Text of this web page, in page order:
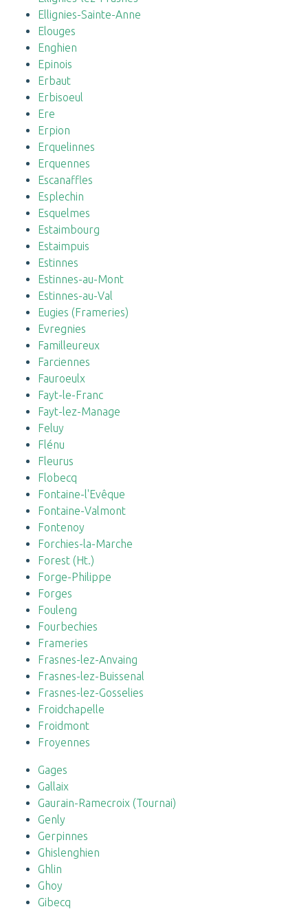
Ellignies-Sainte-Anne
Elouges
Enghien
Epinois
Erbaut
Erbisoeul
Ere
Erpion
Erquelinnes
Erquennes
Escanaffles
Esplechin
Esquelmes
Estaimbourg
Estaimpuis
Estinnes
Estinnes-au-Mont
Estinnes-au-Val
Eugies (Frameries)
Evregnies
Familleureux
Farciennes
Fauroeulx
Fayt-le-Franc
Fayt-lez-Manage
Feluy
Flénu
Fleurus
Flobecq
Fontaine-l'Evêque
Fontaine-Valmont
Fontenoy
Forchies-la-Marche
Forest (Ht.)
Forge-Philippe
Forges
Fouleng
Fourbechies
Frameries
Frasnes-lez-Anvaing
Frasnes-lez-Buissenal
Frasnes-lez-Gosselies
Froidchapelle
Froidmont
Froyennes
Gages
Gallaix
Gaurain-Ramecroix (Tournai)
Genly
Gerpinnes
Ghislenghien
Ghlin
Ghoy
Gibecq